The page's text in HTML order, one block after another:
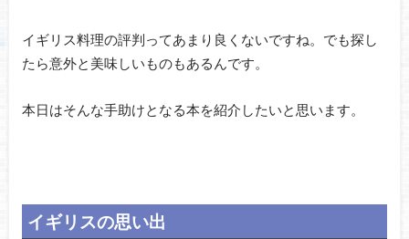
イギリス料理の評判ってあまり良くないですね。でも探し
たら意外と美味しいものもあるんです。
本日はそんな手助けとなる本を紹介したいと思います。
イギリスの思い出